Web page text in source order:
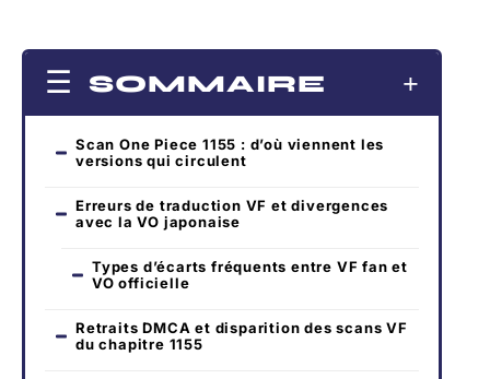
SOMMAIRE
Scan One Piece 1155 : d’où viennent les
versions qui circulent
Erreurs de traduction VF et divergences
avec la VO japonaise
Types d’écarts fréquents entre VF fan et
VO officielle
Retraits DMCA et disparition des scans VF
du chapitre 1155